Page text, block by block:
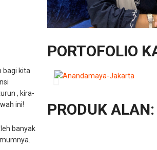
bagi kita
, kira-
ini!
banyak
PORTOFOLIO
PRODUK ALAN: